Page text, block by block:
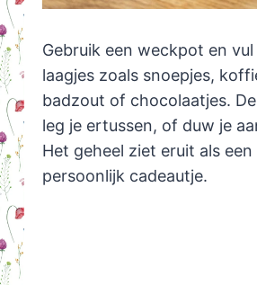
Gebruik een weckpot en
laagjes zoals snoepjes,
badzout of chocolaatjes.
leg je ertussen, of duw je
Het geheel ziet eruit als een
persoonlijk cadeautje.